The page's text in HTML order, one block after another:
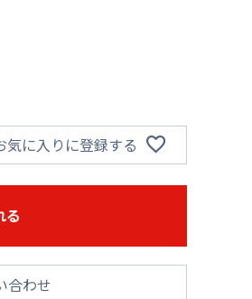
気に入りに登録する
る
合わせ